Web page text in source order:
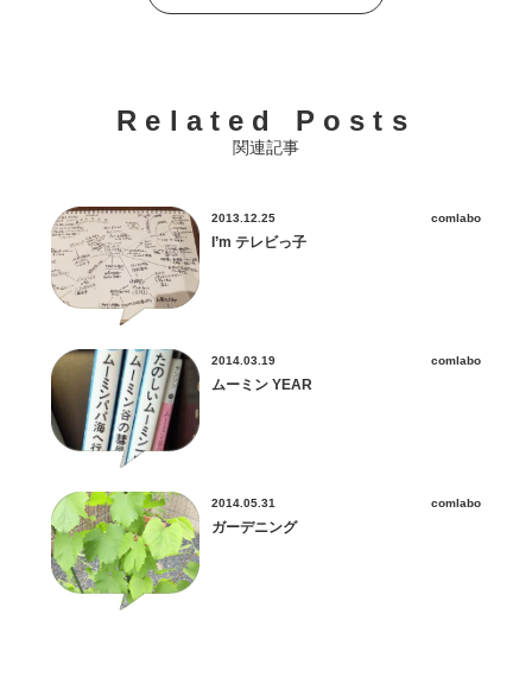
Related Posts
関連記事
2013.12.25
I’m テレビっ子
comlabo
2014.03.19
ムーミン YEAR
comlabo
2014.05.31
ガーデニング
comlabo